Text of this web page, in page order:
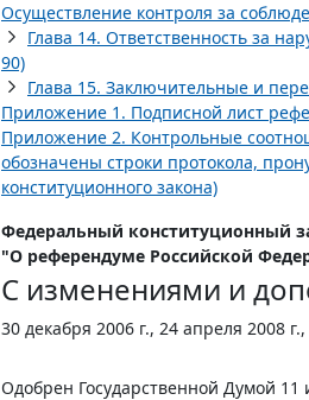
Осуществление контроля за
Глава 14. Ответственность за
90)
Глава 15. Заключительные и
Приложение 1. Подписной лист
Приложение 2. Контрольные
обозначены строки протокола,
конституционного закона)
Федеральный конституционный
"О референдуме Российской
С изменениями и
30 декабря 2006 г., 24 апреля 2008
Одобрен Государственной Думой 11